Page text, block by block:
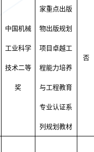
中国机械
工业科学
技术二等
奖
家重点出版
物出版规划
项目卓越工
程能力培养
与工程教育
专业认证系
列规划教材
否